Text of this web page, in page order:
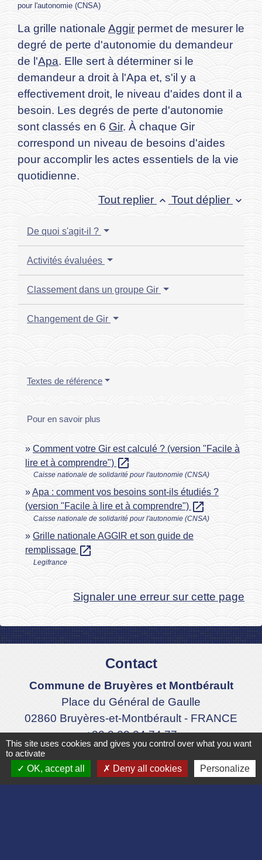
pour l'autonomie (CNSA)
La grille nationale Aggir permet de mesurer le
degré de perte d'autonomie du demandeur
de l'Apa. Elle sert à déterminer si le
demandeur a droit à l'Apa et, s'il y a
effectivement droit, le niveau d'aides dont il a
besoin. Les degrés de perte d'autonomie
sont classés en 6 Gir. À chaque Gir
correspond un niveau de besoins d'aides
pour accomplir les actes essentiels de la vie
quotidienne.
Tout replier keyboard_arrow_up Tout déplier keyboard_arrow_down
De quoi s'agit-il ?
Activités évaluées
Classement dans un groupe Gir
Changement de Gir
Textes de référence
Pour en savoir plus
Comment votre Gir est calculé ? (version "Facile à
lire et à comprendre") open_in_new
Caisse nationale de solidarité pour l'autonomie (CNSA)
Apa : comment vos besoins sont-ils étudiés ?
(version "Facile à lire et à comprendre") open_in_new
Caisse nationale de solidarité pour l'autonomie (CNSA)
Grille nationale AGGIR et son guide de
remplissage open_in_new
Legifrance
Signaler une erreur sur cette page
Contact
Commune de Bruyères et Montbérault
Place du Général de Gaulle
02860 Bruyères-et-Montbérault - FRANCE
+33 3 23 24 74 77
This site uses cookies and gives you control over what you want
to activate
OK, accept all
Deny all cookies Personalize